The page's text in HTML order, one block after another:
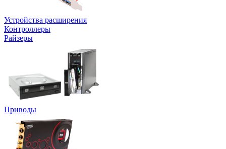
Устройства расширения
Контроллеры
Райзеры
Приводы